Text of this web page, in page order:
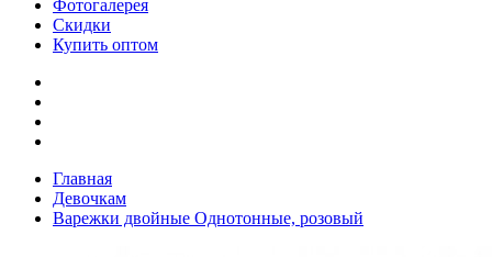
Фотогалерея
Скидки
Купить оптом
Главная
Девочкам
Варежки двойные Однотонные, розовый